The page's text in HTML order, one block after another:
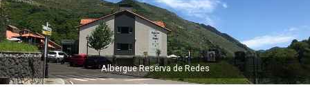
Albergue Reserva de Redes